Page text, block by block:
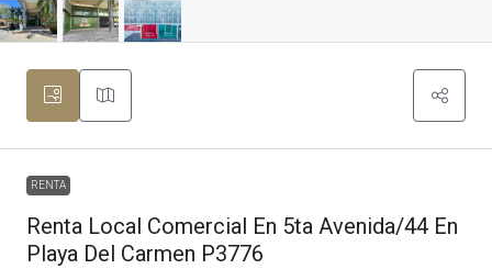
RENTA
Renta Local Comercial En 5ta Avenida/44 En
Playa Del Carmen P3776